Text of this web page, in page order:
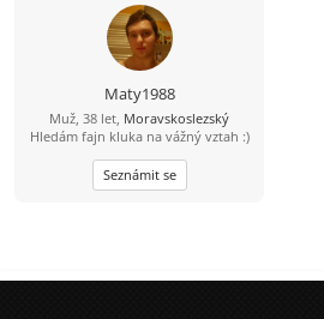
Maty1988
Muž, 38 let, Moravskoslezský
Hledám fajn kluka na vážný vztah :)
Seznámit se